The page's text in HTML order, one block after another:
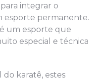
integrar o
esporte permanente.
um esporte que
especial e técnica
karatê, estes